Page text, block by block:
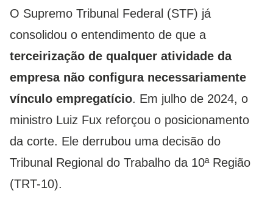
O Supremo Tribunal Federal (STF) já
consolidou o entendimento de que a
terceirização de qualquer atividade da
empresa não configura necessariamente
vínculo empregatício. Em julho de 2024, o
ministro Luiz Fux reforçou o posicionamento
da corte. Ele derrubou uma decisão do
Tribunal Regional do Trabalho da 10ª Região
(TRT-10).